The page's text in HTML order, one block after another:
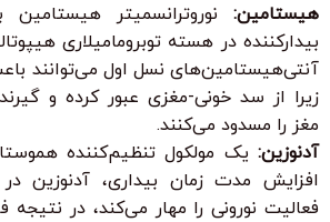
هیستامین: نوروترانسمیتر
بیدارکننده در هسته توبرومامیلاری
آنتی‌هیستامین‌های نسل اول می‌توانند
زیرا از سد خونی-مغزی عبور کرده و
مغز را مسدود می‌کنند.
آدنوزین: یک مولکول تنظیم‌کننده
افزایش مدت زمان بیداری، آدنوزین
فعالیت نورونی را مهار می‌کند، در